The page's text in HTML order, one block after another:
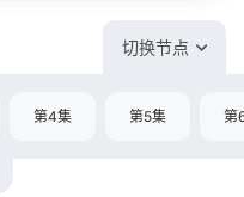
切换节点
第4集 第5集 第